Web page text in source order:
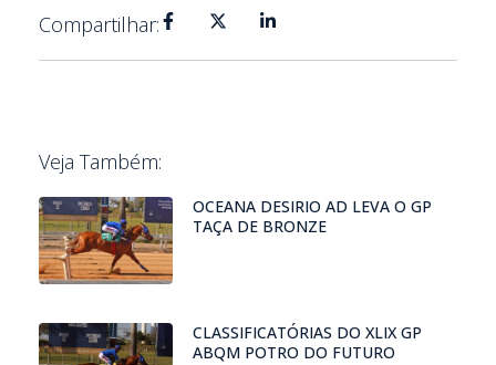
Compartilhar:
Veja Também:
OCEANA DESIRIO AD LEVA O GP
TAÇA DE BRONZE
CLASSIFICATÓRIAS DO XLIX GP
ABQM POTRO DO FUTURO